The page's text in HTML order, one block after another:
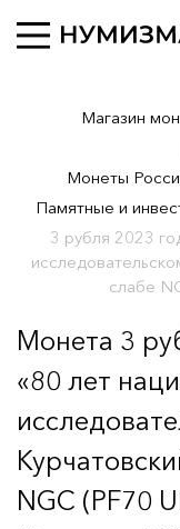
Магазин
Монеты
Памятные и
3 рубля 2023
слабе
Монета 3
«80 лет
NGC (PF70